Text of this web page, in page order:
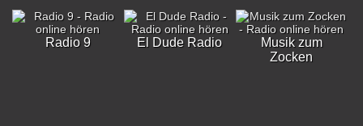
Radio 9 El Dude Radio
Musik zum
Zocken